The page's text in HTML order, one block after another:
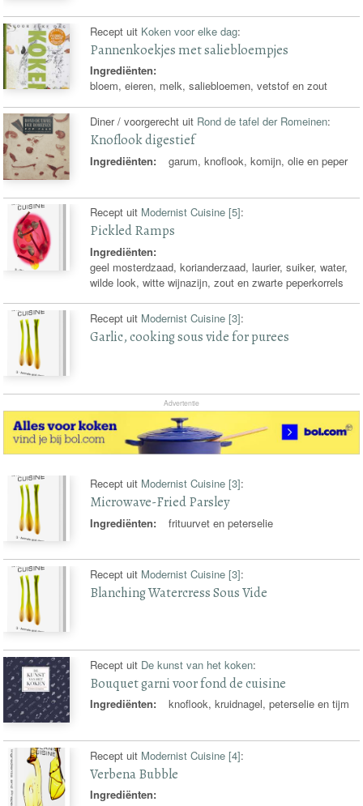
Recept uit Koken voor elke dag:
Pannenkoekjes met saliebloempjes
Ingrediënten:
bloem, eieren, melk, saliebloemen, vetstof en zout
Diner / voorgerecht uit Rond de tafel der Romeinen:
Knoflook digestief
Ingrediënten: garum, knoflook, komijn, olie en peper
Recept uit Modernist Cuisine [5]:
Pickled Ramps
Ingrediënten:
geel mosterdzaad, korianderzaad, laurier, suiker, water,
wilde look, witte wijnazijn, zout en zwarte peperkorrels
Recept uit Modernist Cuisine [3]:
Garlic, cooking sous vide for purees
Advertentie
Recept uit Modernist Cuisine [3]:
Microwave-Fried Parsley
Ingrediënten: frituurvet en peterselie
Recept uit Modernist Cuisine [3]:
Blanching Watercress Sous Vide
Recept uit De kunst van het koken:
Bouquet garni voor fond de cuisine
Ingrediënten: knoflook, kruidnagel, peterselie en tijm
Recept uit Modernist Cuisine [4]:
Verbena Bubble
Ingrediënten: